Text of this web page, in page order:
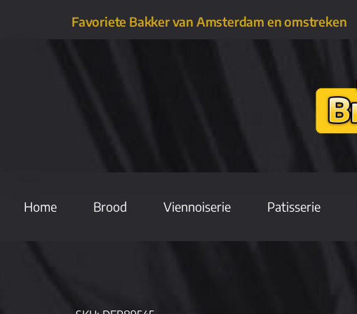
Favoriete Bakker van Amsterdam en omstreken
Home Brood Viennoiserie Patisserie